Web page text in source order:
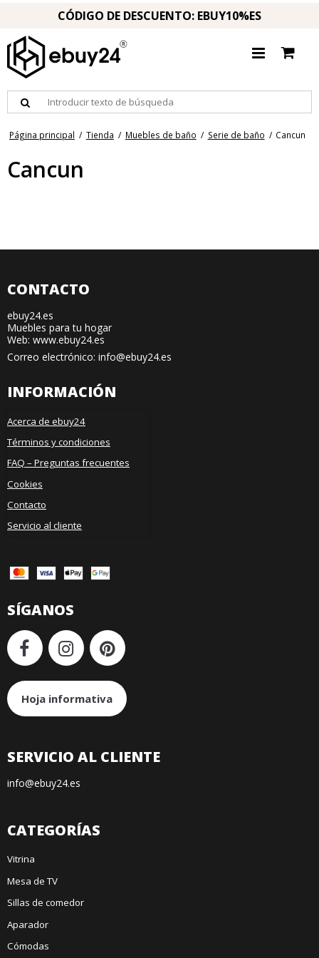
CÓDIGO DE DESCUENTO: EBUY10%ES
Página principal / Tienda / Muebles de baño / Serie de baño / Cancun
Cancun
CONTACTO
ebuy24.es
Muebles para tu hogar
Web: www.ebuy24.es
Correo electrónico: info@ebuy24.es
INFORMACIÓN
Acerca de ebuy24
Términos y condiciones
FAQ – Preguntas frecuentes
Cookies
Contacto
Servicio al cliente
SÍGANOS
Hoja informativa
SERVICIO AL CLIENTE
info@ebuy24.es
CATEGORÍAS
Vitrina
Mesa de TV
Sillas de comedor
Aparador
Cómodas